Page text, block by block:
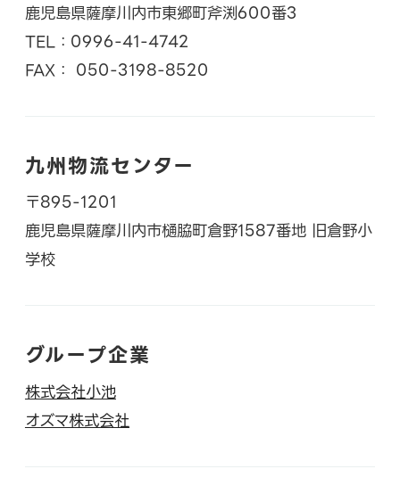
鹿児島県薩摩川内市東郷町斧渕600番3
TEL：0996-41-4742
FAX： 050-3198-8520
九州物流センター
〒895-1201
鹿児島県薩摩川内市樋脇町倉野1587番地 旧倉野小
学校
グループ企業
株式会社小池
オズマ株式会社